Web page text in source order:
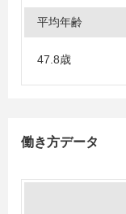
平均年齢
47.8歳
働き方データ